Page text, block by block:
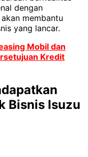
dengan
membantu
yang lancar.
Mobil dan
Kredit
Bisnis Isuzu